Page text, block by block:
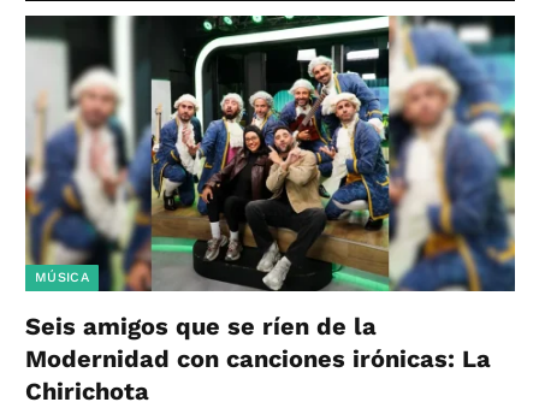
MÚSICA
Seis amigos que se ríen de la
Modernidad con canciones irónicas: La
Chirichota